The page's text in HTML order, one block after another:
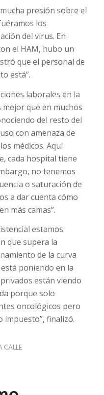
presión sobre el
los
del virus. En
el HAM, hubo un
que el personal de
está”.
laborales en la
mejor que en muchos
del resto del
con amenaza de
médicos. Aquí
cada hospital tiene
no tenemos
o saturación de
a dar cuenta cómo
más camas”.
estamos
que supera la
de la curva
poniendo en la
están viendo
porque solo
oncológicos pero
finalizó.
CALLE